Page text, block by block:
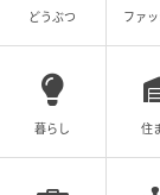
・最近の方は
ないことが多
ったほうが良
どうぶつ ファ
暮らし 住